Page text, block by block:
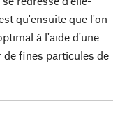
qu'ensuite que l'on
à l'aide d'une
fines particules de